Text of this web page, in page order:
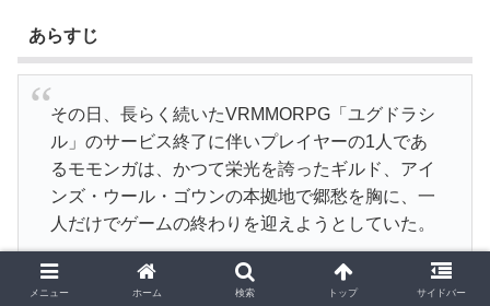
あらすじ
その日、長らく続いたVRMMORPG「ユグドラシ
ル」のサービス終了に伴いプレイヤーの1人であ
るモモンガは、かつて栄光を誇ったギルド、アイ
ンズ・ウール・ゴウンの本拠地で郷愁を胸に、一
人だけでゲームの終わりを迎えようとしていた。
サービス終了までのカウントダウンが始まる中、
モモンガは目を閉じて仲間達との思い出を回想し
メニュー ホーム 検索 トップ サイドバー